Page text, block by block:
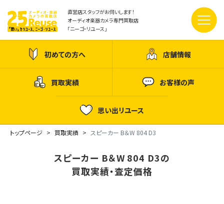
直営店スタッフがお伺いします！
オーディオ楽器カメラ専門買取店
「ニーゴ・リユース」
初めての方へ 店舗情報
買取実績 お客様の声
思い出リユース
トップページ 買取実績 スピーカー B＆W 804 D3
スピーカー B＆W 804 D3の
買取実績・査定価格